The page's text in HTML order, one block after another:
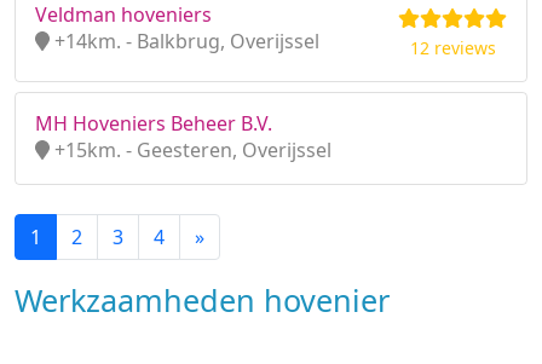
Veldman hoveniers
+14km. - Balkbrug, Overijssel
12 reviews
MH Hoveniers Beheer B.V.
+15km. - Geesteren, Overijssel
1 2 3 4 »
Werkzaamheden hovenier